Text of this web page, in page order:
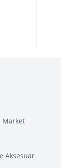
Market
Aksesuar